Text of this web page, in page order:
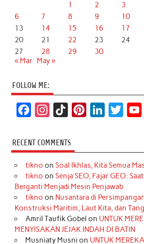
1 2 3
6
7 8 9 10
13
14 15 16 17
20
21 22 23 24
27
28 29
30
« Mar May »
FOLLOW ME:
c
e
b
o
k
s
t
a
r
a
m
k
T
o
k
t
e
e
s
t
k
e
d
I
n
t
t
r
RECENT COMMENTS
tikno on Soal Ikhlas, Kita Semua
tikno on Senja SEO, Fajar GEO:
Berganti Menjadi Mesin Penjawab
tikno on Nusantara di
Konstruksi Maritim, Laut Kita, dan
Amril Taufik Gobel on UNTUK
MENYISAKAN JEJAK INDAH DI BATIN
Musniaty Musni on UNTUK